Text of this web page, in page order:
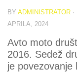
BY ADMINISTRATOR
APRILA, 2024
Avto moto
2016. Sedež
je povezovanje